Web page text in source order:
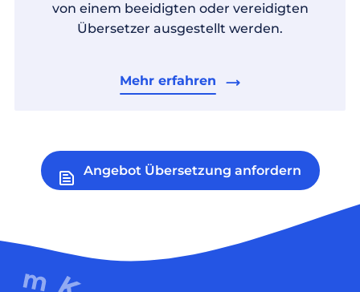
von einem beeidigten oder vereidigten
Übersetzer ausgestellt werden.
Mehr erfahren
Angebot Übersetzung anfordern